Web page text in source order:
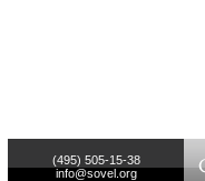
(495) 505-15-38
info@sovel.org